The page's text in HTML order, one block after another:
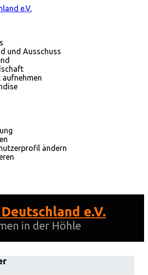
und Ausschuss
ändern
e.V.
in der Höhle